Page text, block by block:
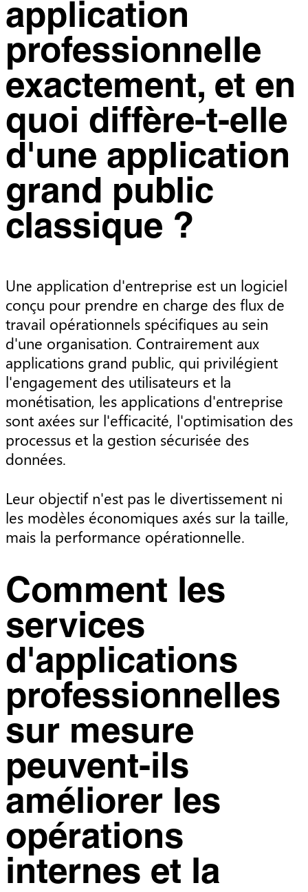
application
professionnelle
exactement, et en
quoi diffère-t-elle
d'une application
grand public
classique ?
Une application d'entreprise est un logiciel
conçu pour prendre en charge des flux de
travail opérationnels spécifiques au sein
d'une organisation. Contrairement aux
applications grand public, qui privilégient
l'engagement des utilisateurs et la
monétisation, les applications d'entreprise
sont axées sur l'efficacité, l'optimisation des
processus et la gestion sécurisée des
données.
Leur objectif n'est pas le divertissement ni
les modèles économiques axés sur la taille,
mais la performance opérationnelle.
Comment les
services
d'applications
professionnelles
sur mesure
peuvent-ils
améliorer les
opérations
internes et la